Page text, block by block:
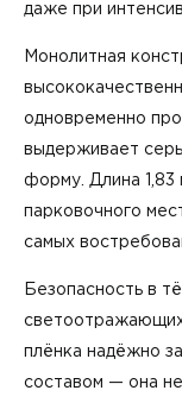
даже при
Монолитная
одновременно
выдерживает
форму. Длина 1,83
парковочного
самых
Безопасность в
плёнка надёжно
составом — она